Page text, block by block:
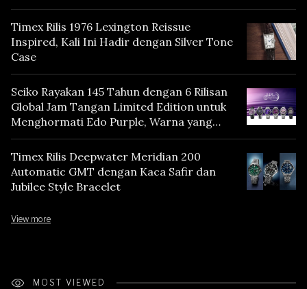
Timex Rilis 1976 Lexington Reissue
Inspired, Kali Ini Hadir dengan Silver Tone
Case
Seiko Rayakan 145 Tahun dengan 6 Rilisan
Global Jam Tangan Limited Edition untuk
Menghormati Edo Purple, Warna yang
Mencerminkan Warisan Tokyo
Timex Rilis Deepwater Meridian 200
Automatic GMT dengan Kaca Safir dan
Jubilee Style Bracelet
View more
MOST VIEWED